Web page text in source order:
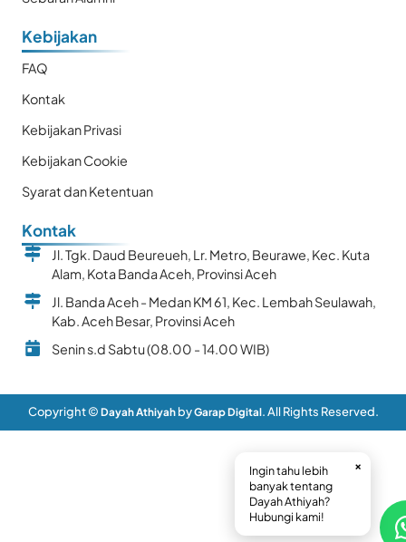
Kebijakan
FAQ
Kontak
Kebijakan Privasi
Kebijakan Cookie
Syarat dan Ketentuan
Kontak
Jl. Tgk. Daud Beureueh, Lr. Metro, Beurawe, Kec. Kuta
Alam, Kota Banda Aceh, Provinsi Aceh
Jl. Banda Aceh - Medan KM 61, Kec. Lembah Seulawah,
Kab. Aceh Besar, Provinsi Aceh
Senin s.d Sabtu (08.00 - 14.00 WIB)
Copyright © Dayah Athiyah byGarap Digital. All Rights Reserved.
Ingin tahu lebih
banyak tentang
Dayah Athiyah?
Hubungi kami!
×